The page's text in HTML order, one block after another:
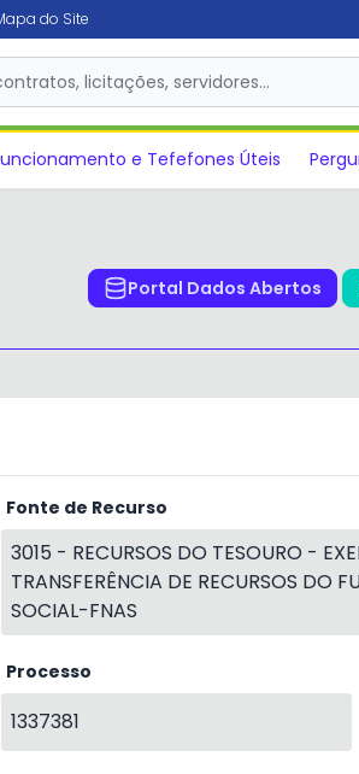
do Site
licitações, servidores…
e Tefefones Úteis
Portal Dados Abertos
Fonte de Recurso
3015 - RECURSOS DO TESOURO -
TRANSFERÊNCIA DE RECURSOS DO
SOCIAL-FNAS
Processo
1337381